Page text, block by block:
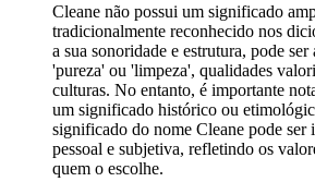
Cleane não possui um significado
tradicionalmente reconhecido nos
a sua sonoridade e estrutura, pode ser
'pureza' ou 'limpeza', qualidades
culturas. No entanto, é importante
um significado histórico ou
significado do nome Cleane pode ser
pessoal e subjetiva, refletindo os
quem o escolhe.